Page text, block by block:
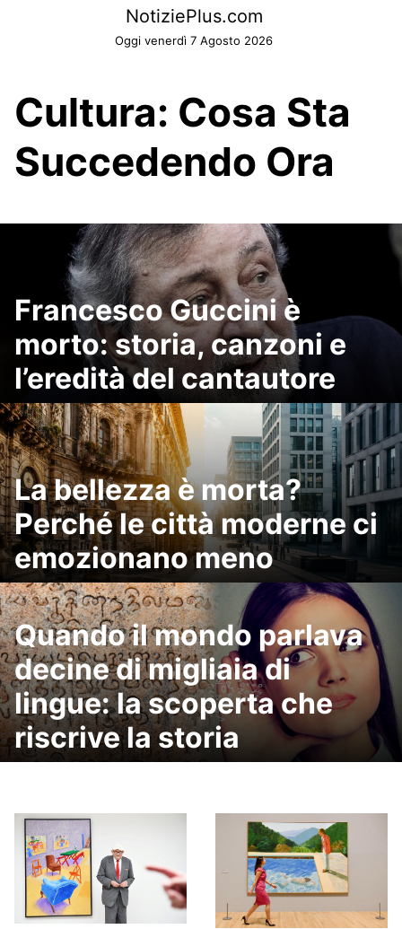
NotiziePlus.com
Oggi venerdì 7 Agosto 2026
Cultura: Cosa Sta
Succedendo Ora
Francesco Guccini è
morto: storia, canzoni e
l’eredità del cantautore
La bellezza è morta?
Perché le città moderne ci
emozionano meno
Quando il mondo parlava
decine di migliaia di
lingue: la scoperta che
riscrive la storia